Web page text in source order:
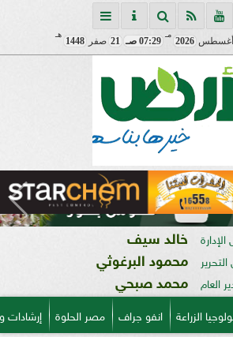
أغسطس2026
مـ
07:29 صـ 21 صفر1448
هـ
خالد سيف
محمود البرغوثي
العام محمد صبحي
الزراعة انفو جراف مصر الحلوة